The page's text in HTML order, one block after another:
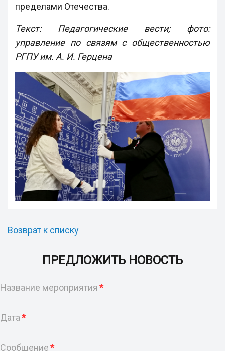
пределами Отечества.
Текст: Педагогические вести; фото:
управление по связям с общественностью
РГПУ им. А. И. Герцена
Возврат к списку
ПРЕДЛОЖИТЬ НОВОСТЬ
Название мероприятия*
Дата*
Сообщение*